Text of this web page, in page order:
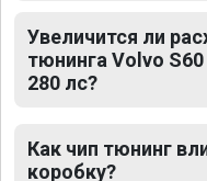
Увеличится ли
тюнинга Volvo
280 лс?
Как чип тюнинг
коробку?